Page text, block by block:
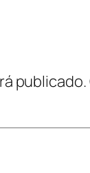
publicado.